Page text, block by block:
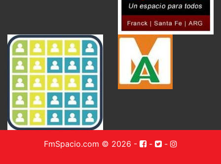
FmSpacio.com © 2026 - - -